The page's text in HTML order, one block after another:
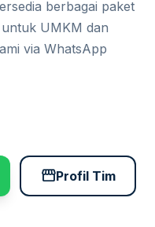
berbagai paket
UMKM dan
via WhatsApp
storefrontProfil Tim